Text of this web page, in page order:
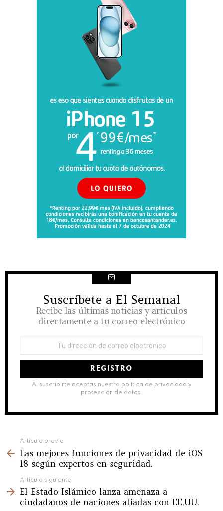
NEWSLETTER
Suscríbete a El Semanal
Recibe las últimas noticias y artículos
directamente a tu correo electrónico
correo
Al suscribirte aceptas nuestra política de privacidad y
protección de datos.
more
Artículo previo
Las mejores funciones de privacidad de iOS
18 según expertos en seguridad.
Artículo siguiente
El Estado Islámico lanza amenaza a
ciudadanos de naciones aliadas con EE.UU.